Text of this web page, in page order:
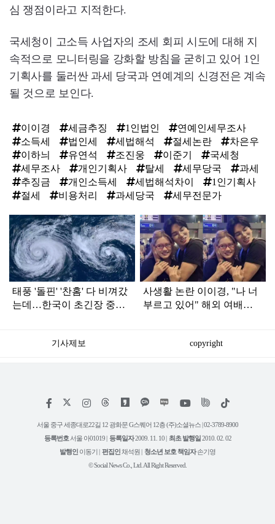
심 쟁점이라고 지적한다.
국세청이 고소득 사업자의 조세 회피 시도에 대해 지
속적으로 모니터링을 강화할 방침을 굳히고 있어 1인
기획사를 둘러싼 과세 당국과 연예계의 신경전은 계속
될 것으로 보인다.
이이경 세금추징 1인법인
연예인세무조사
소득세
법인세 세법해석 절세논란
차은우
이하늬
유연석 조진웅 이준기
국세청
세무조사
개인기획사 탈세 세무당국
과세
추징금
개인소득세 세법해석차이
1인기획사
절세
비용처리 과세당국 세무전문가
탑
라
인
태풍 '돌핀' '찬홈' 다 비껴갔
는데…한국이 초긴장 중인
사생활 논란 이이경, "나 너
부르고 있어" 해외 여배우
기사제보 copyright
페
스
인
타
램
위
트
유
튜
틱
서울 중구 세종대로22길 12 광화문 G스퀘어 12층 (주)소셜뉴스 | 02-3789-8900
등록번호 서울 아01019 | 등록일자2009. 11. 10 | 최초 발행일2010. 02. 02
발행인 이동기 | 편집인채석원 | 청소년 보호 책임자손기영
© Social News Co., Ltd. All Right Reserved.